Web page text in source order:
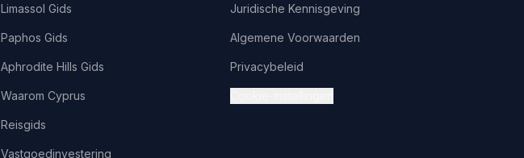
Limassol Gids
Paphos Gids
Aphrodite Hills Gids
Waarom Cyprus
Reisgids
Vastgoedinvestering
Juridische Kennisgeving
Algemene Voorwaarden
Privacybeleid